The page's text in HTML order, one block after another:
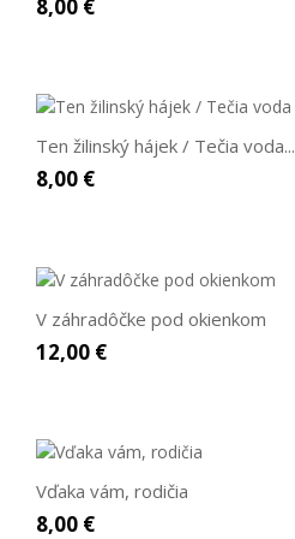
8,00 €
Ten žilinský hájek / Tečia voda...
8,00 €
V záhradôčke pod okienkom
12,00 €
Vďaka vám, rodičia
8,00 €